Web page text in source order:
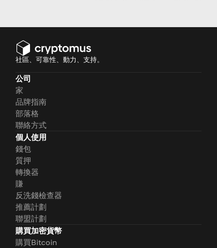
社區、可靠性、動力、支持。
公司
家
品牌指南
部落格
聯絡方式
個人使用
錢包
質押
轉換器
賺
反洗錢檢查器
推薦計劃
聯盟計劃
購買加密貨幣
購買Bitcoin